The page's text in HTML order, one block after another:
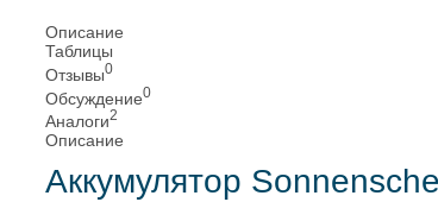
Описание
Таблицы
Отзывы0
Обсуждение0
Аналоги2
Описание
Аккумулятор